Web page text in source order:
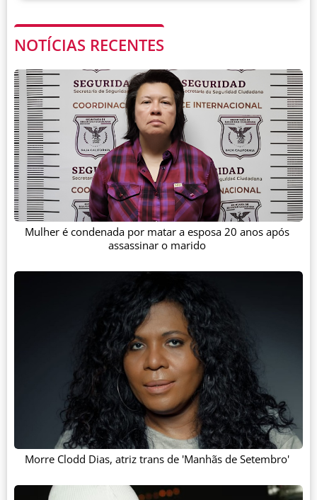
NOTÍCIAS RECENTES
Mulher é condenada por matar a esposa 20 anos após
assassinar o marido
Morre Clodd Dias, atriz trans de 'Manhãs de Setembro'